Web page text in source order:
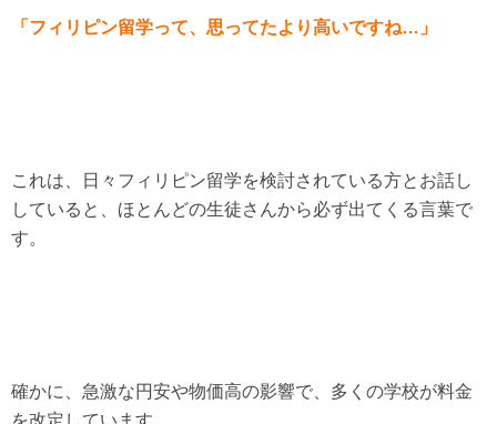
「フィリピン留学って、思ってたより高いですね…」
これは、日々フィリピン留学を検討されている方とお話し
していると、ほとんどの生徒さんから必ず出てくる言葉で
す。
確かに、急激な円安や物価高の影響で、多くの学校が料金